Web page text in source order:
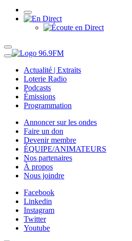
Actualité | Extraits
Loterie Radio
Podcasts
Émissions
Programmation
Annoncer sur les ondes
Faire un don
Devenir membre
ÉQUIPE/ANIMATEURS
Nos partenaires
À propos
Nous joindre
Facebook
Linkedin
Instagram
Twitter
Youtube